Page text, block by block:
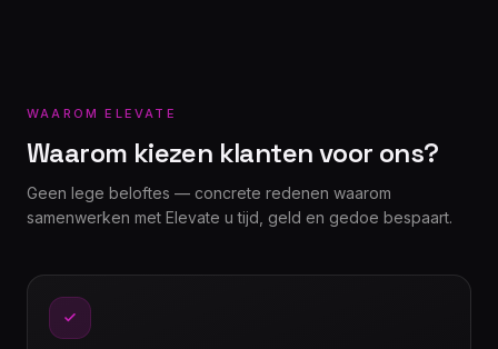
WAAROM ELEVATE
Waarom kiezen klanten voor ons?
Geen lege beloftes — concrete redenen waarom
samenwerken met Elevate u tijd, geld en gedoe bespaart.